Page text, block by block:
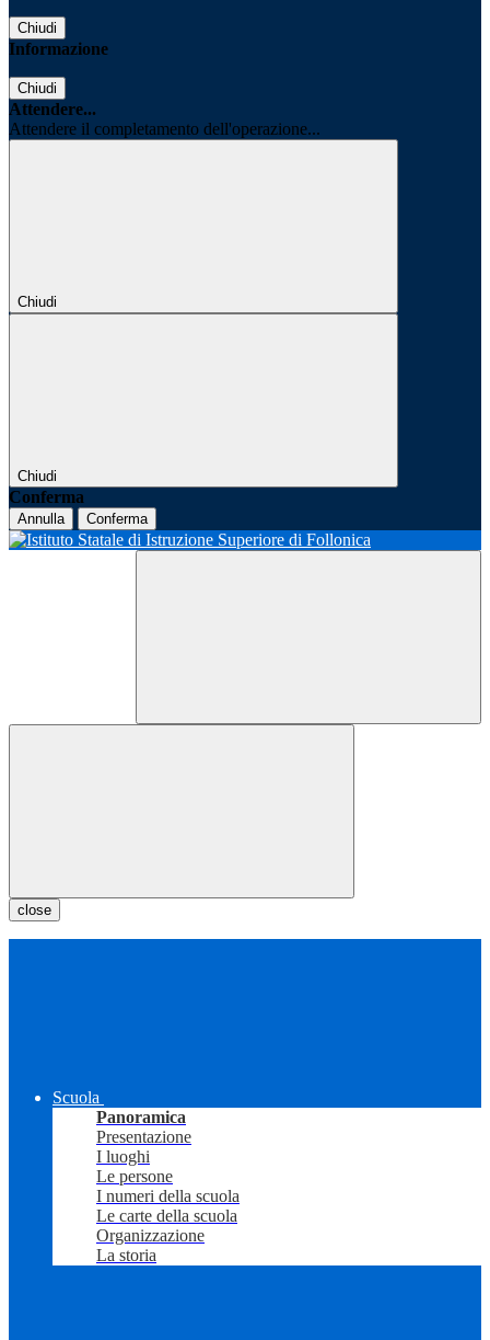
Chiudi
Informazione
Chiudi
Attendere...
Attendere il completamento dell'operazione...
Chiudi
Chiudi
Conferma
Annulla Conferma
close
Scuola
Panoramica
Presentazione
I luoghi
Le persone
I numeri della scuola
Le carte della scuola
Organizzazione
La storia